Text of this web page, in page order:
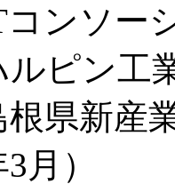
ンソー
ルピン工
根県新産
月）